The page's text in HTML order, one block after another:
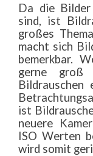
Da die
sind, ist
großes
macht sich
bemerkbar.
gerne groß
ist
neuere
ISO Werten
wird somit